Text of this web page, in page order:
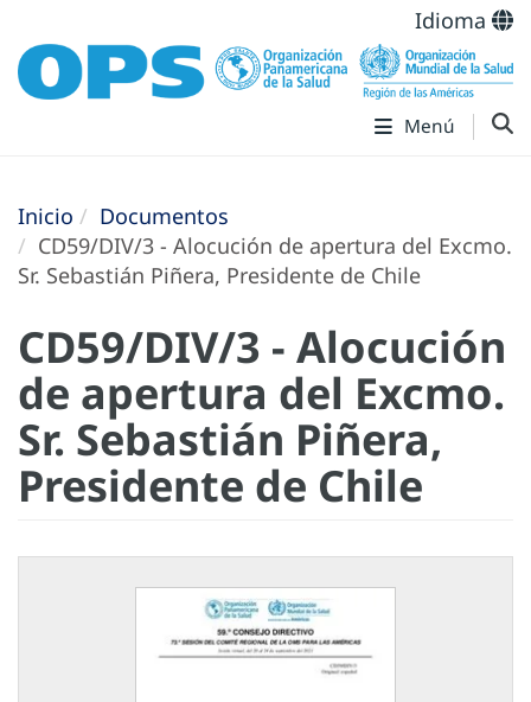
Idioma
Menú
Inicio
Documentos
CD59/DIV/3 - Alocución de apertura del Excmo.
Sr. Sebastián Piñera, Presidente de Chile
CD59/DIV/3 - Alocución
de apertura del Excmo.
Sr. Sebastián Piñera,
Presidente de Chile